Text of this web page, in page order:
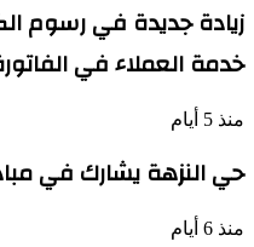
زيادة جديدة في رسوم
خدمة العملاء في
منذ 5 أيام
حي النزهة يشارك في مبادرة
منذ 6 أيام